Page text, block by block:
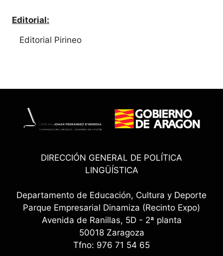
Editorial:
Editorial Pirineo
DIRECCIÓN GENERAL DE POLÍTICA
LINGÜÍSTICA
Departamento de Educación, Cultura y Deporte
Parque Empresarial Dinamiza (Recinto Expo)
Avenida de Ranillas, 5D - 2ª planta
50018 Zaragoza
Tfno: 976 71 54 65